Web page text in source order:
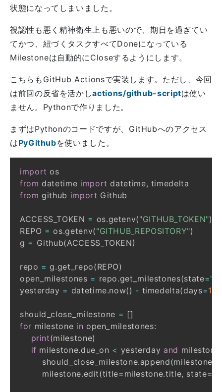
状態になってしまいました。
視認性も悪く精神衛生上も悪いので、期日を過ぎてい
てかつ、紐づくタスクすべてDoneになっている
Milestoneは自動的にCloseするようにします。
こちらもGitHub Actionsで実装します。ただし、今回
は前回の反省を活かしactions/github-scriptは使い
ません。Pythonで作りました。
まずはPythonのコードですが、GitHubへのアクセス
はPyGithubを使いました。
import
from datetime import datetime,
from github import
ACCESS_TOKEN = os.getenv("GITHUB_TOKEN")
REPO = os.getenv("GITHUB_REPOSITORY")
g = Github(ACCESS_TOKEN)
repo = g.get_repo(REPO)
open_milestones = repo.get_milestones(state=
yesterday = datetime.now() - timedelta(days=1
should_close_milestone = []
for milestone in open_milestones:
print(milestone)
if milestone.due_on < yesterday and milestone
        should_close_milestone
.append(milestone
        milestone
.edit(title= milestone.title, state=